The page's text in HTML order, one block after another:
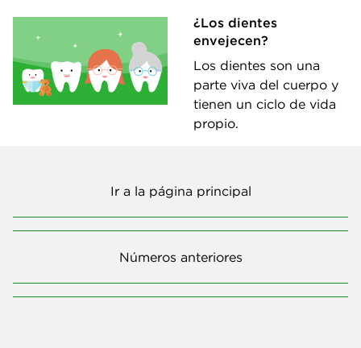
¿Los dientes
envejecen?
Los dientes son una
parte viva del cuerpo y
tienen un ciclo de vida
propio.
Ir a la página principal
Números anteriores